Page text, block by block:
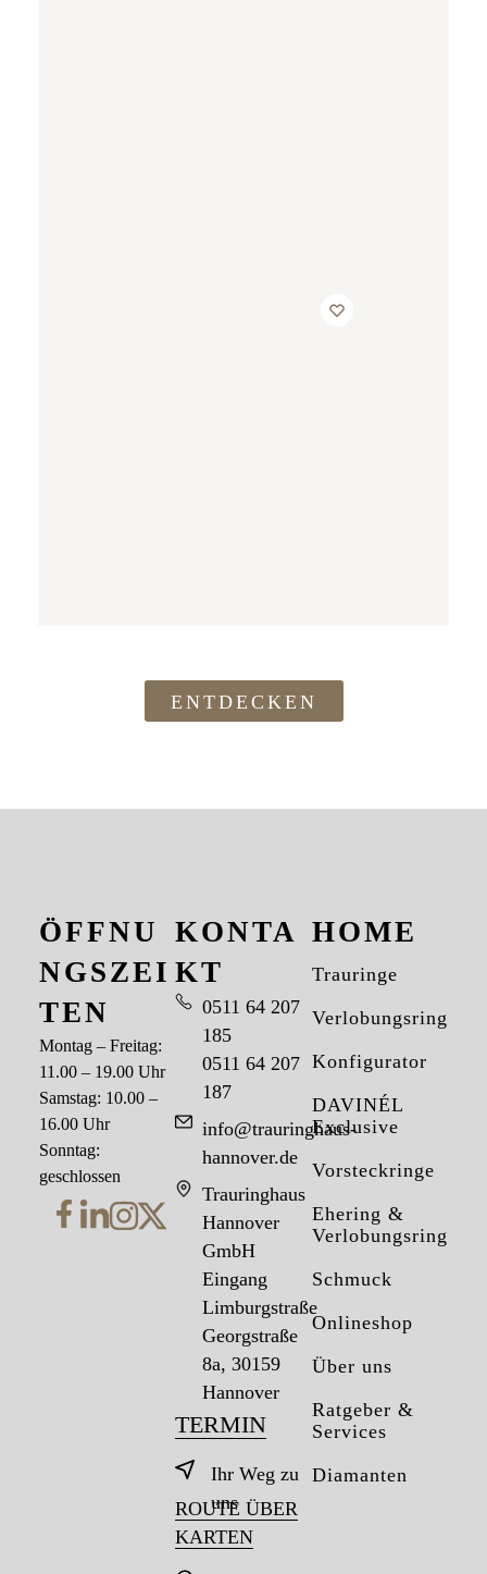
ENTDECKEN
HOME
Trauringe
Verlobungsringe
Konfigurator
DAVINÉL
Exclusive
Vorsteckringe
Ehering &
Verlobungsring
Schmuck
Onlineshop
Über uns
Ratgeber &
Services
Diamanten
KONTA
KT
0511 64 207
185
0511 64 207
187
info@trauringhaus-
hannover.de
Trauringhaus
Hannover
GmbH
Eingang
Limburgstraße
Georgstraße
8a, 30159
Hannover
TERMIN
Ihr Weg zu
uns
ROUTE ÜBER
KARTEN
ÖFFNU
NGSZEI
TEN
Montag – Freitag:
11.00 – 19.00 Uhr
Samstag: 10.00 –
16.00 Uhr
Sonntag:
geschlossen